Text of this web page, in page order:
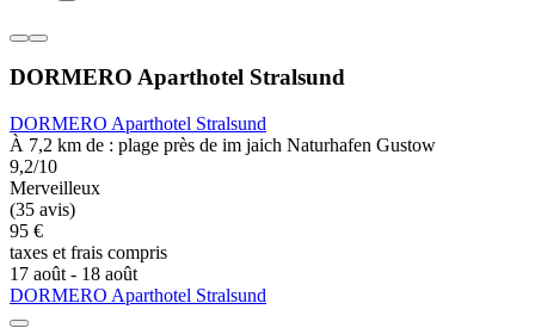
DORMERO Aparthotel Stralsund
DORMERO Aparthotel Stralsund
À 7,2 km de : plage près de im jaich Naturhafen Gustow
9,2/10
Merveilleux
(35 avis)
95 €
taxes et frais compris
17 août - 18 août
DORMERO Aparthotel Stralsund